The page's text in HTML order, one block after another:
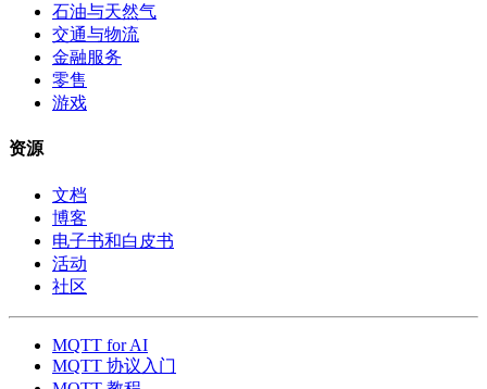
石油与天然气
交通与物流
金融服务
零售
游戏
资源
文档
博客
电子书和白皮书
活动
社区
MQTT for AI
MQTT 协议入门